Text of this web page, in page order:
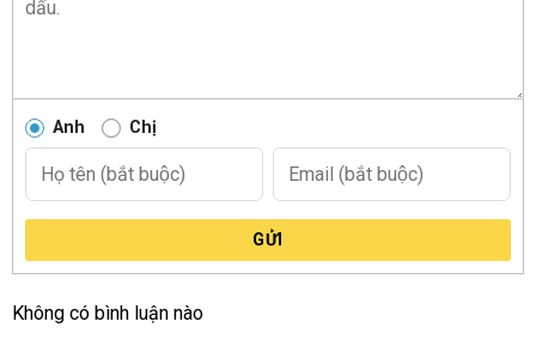
Anh Chị
GỬI
Không có bình luận nào